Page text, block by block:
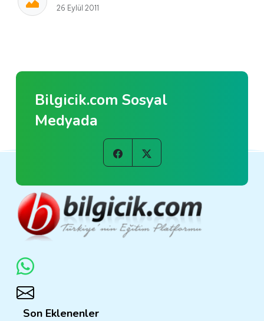
26 Eylül 2011
Bilgicik.com Sosyal
Medyada
Son Eklenenler